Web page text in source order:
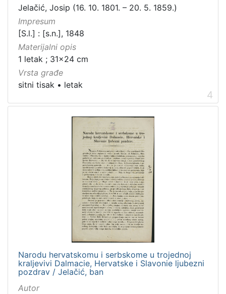
Jelačić, Josip (16. 10. 1801. – 20. 5. 1859.)
Impresum
[S.l.] : [s.n.], 1848
Materijalni opis
1 letak ; 31x24 cm
Vrsta građe
sitni tisak • letak
4
Narodu hervatskomu i serbskome u trojednoj
kraljevivi Dalmacie, Hervatske i Slavonie ljubezni
pozdrav / Jelačić, ban
Autor